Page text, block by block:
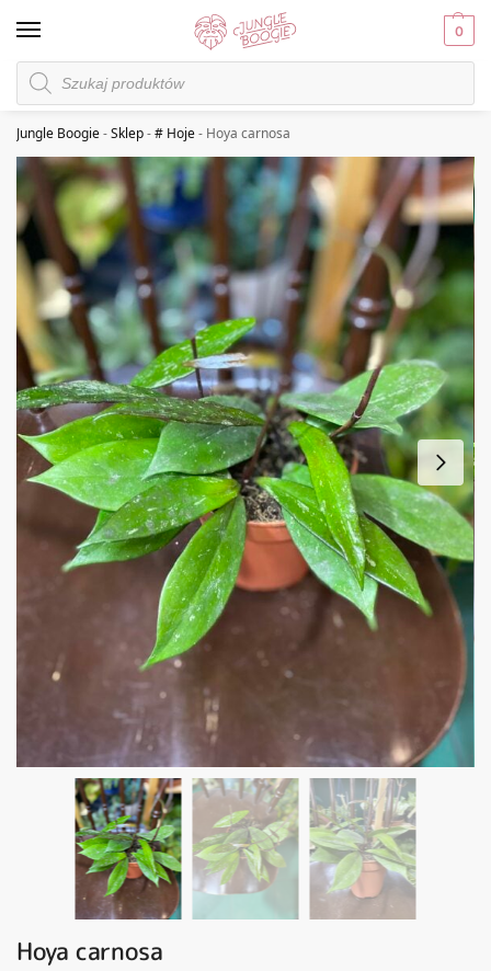
0
Jungle Boogie-Sklep-# Hoje- Hoya carnosa
Hoya carnosa